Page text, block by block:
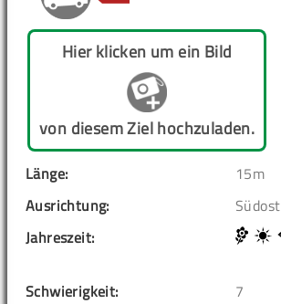
Hier klicken um ein Bild
von diesem Ziel hochzuladen.
Länge:
15m
Ausrichtung:
Südost
Jahreszeit:
Schwierigkeit: 7